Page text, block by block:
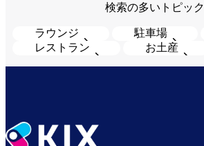
検索の多いトピック
ラウンジ 駐車場
レストラン
お土産